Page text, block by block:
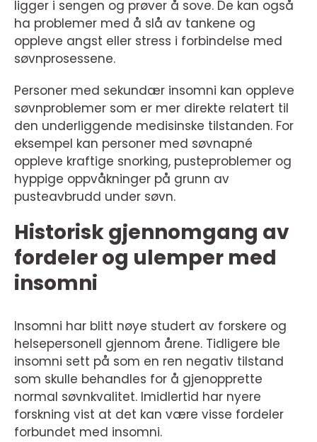
ligger i sengen og prøver å sove. De kan også
ha problemer med å slå av tankene og
oppleve angst eller stress i forbindelse med
søvnprosessene.
Personer med sekundær insomni kan oppleve
søvnproblemer som er mer direkte relatert til
den underliggende medisinske tilstanden. For
eksempel kan personer med søvnapné
oppleve kraftige snorking, pusteproblemer og
hyppige oppvåkninger på grunn av
pusteavbrudd under søvn.
Historisk gjennomgang av
fordeler og ulemper med
insomni
Insomni har blitt nøye studert av forskere og
helsepersonell gjennom årene. Tidligere ble
insomni sett på som en ren negativ tilstand
som skulle behandles for å gjenopprette
normal søvnkvalitet. Imidlertid har nyere
forskning vist at det kan være visse fordeler
forbundet med insomni.